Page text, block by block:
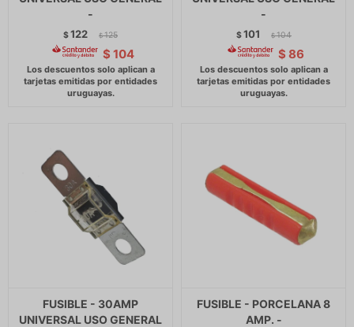
-
$122 $ 125
$ 104
-
$101 $ 104
$ 86
FUSIBLE - 30AMP
UNIVERSAL USO GENERAL
FUSIBLE - PORCELANA 8
AMP. -